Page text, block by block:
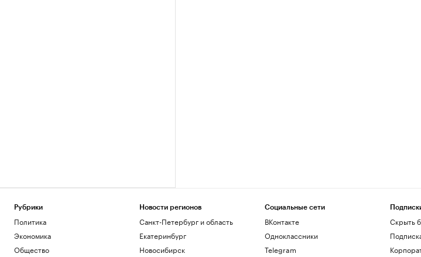
Рубрики
Политика
Экономика
Общество
Новости регионов
Санкт-Петербург и область
Екатеринбург
Новосибирск
Социальные сети
ВКонтакте
Одноклассники
Telegram
Скрыть